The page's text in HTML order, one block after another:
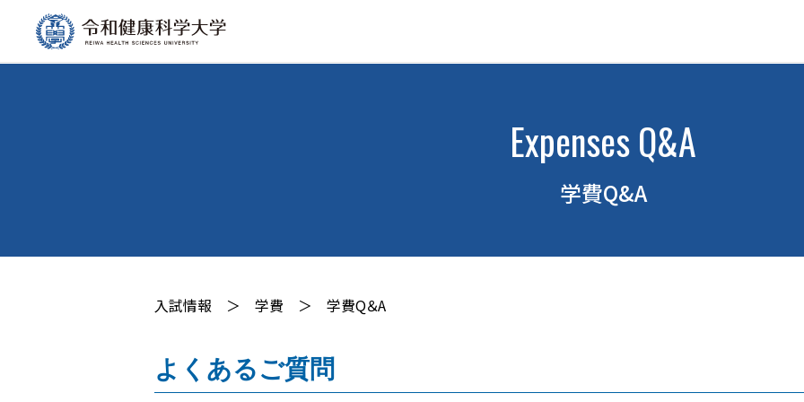
Expenses Q&A
学費Q&A
入試情報 ＞ 学費 ＞ 学費Q＆A
よくあるご質問